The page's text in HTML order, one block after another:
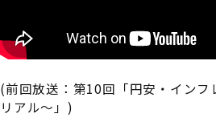
(前回放送：第10回「円安・インフ
リアル～」)